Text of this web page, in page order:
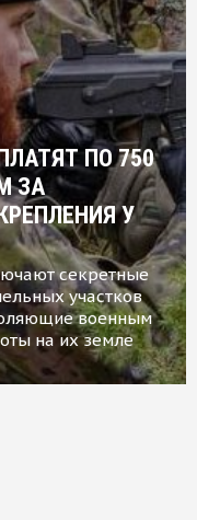
ПО 750
ЗА
У
секретные
участков
военным
на их земле